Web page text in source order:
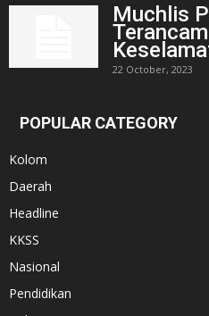
Muchlis
22 October, 2023
POPULAR CATEGORY
Kolom
Daerah
Headline
KKSS
Nasional
Pendidikan